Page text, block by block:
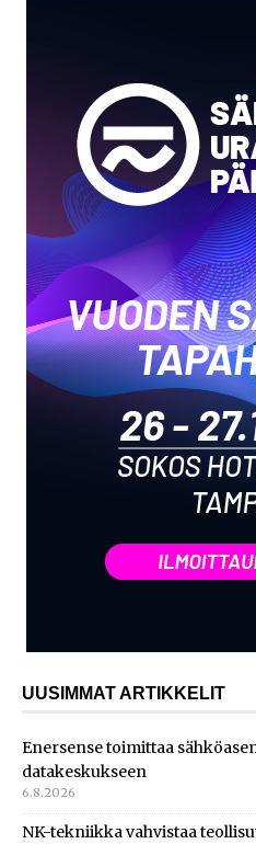
UUSIMMAT ARTIKKELIT
Enersense toimittaa
datakeskukseen
6.8.2026
NK-tekniikka vahvistaa